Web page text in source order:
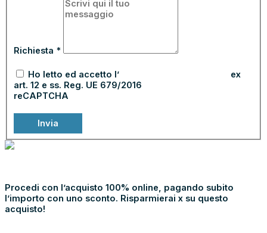
Richiesta *
Ho letto ed accetto l’informativa sulla privacy
ex
art. 12 e ss. Reg. UE 679/2016
reCAPTCHA
Invia
Procedi con l’acquisto 100% online, pagando subito
l’importo con uno sconto. Risparmierai x su questo
acquisto!